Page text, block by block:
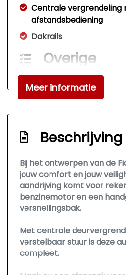
Centrale vergrendeling
afstandsbediening
Dakrails
Overige
Anti blokkeer systeem
Passagiersairbag
Meer informatie
Beschrijving
Bij het ontwerpen van de
jouw comfort en jouw
aandrijving komt voor
benzinemotor en een
versnellingsbak.
Met centrale
verstelbaar stuur is deze
compleet.